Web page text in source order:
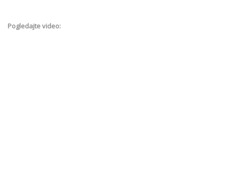
Pogledajte video: